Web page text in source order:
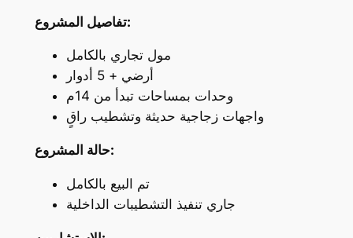
تفاصيل المشروع:
مول تجاري بالكامل
أرضي + 5 أدوار
وحدات بمساحات تبدأ من 14م
واجهات زجاجية حديثة وتشطيب راقٍ
حالة المشروع:
تم البيع بالكامل
جاري تنفيذ التشطيبات الداخلية